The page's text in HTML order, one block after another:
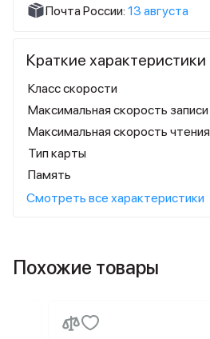
Почта России: 13 августа
Краткие характеристики
Класс скорости
Максимальная скорость записи
Максимальная скорость чтения
Тип карты
Память
Смотреть все характеристики
Похожие товары